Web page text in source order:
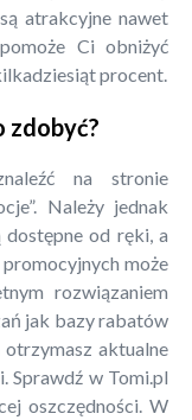
atrakcyjne nawet
Ci obniżyć
procent.
zdobyć?
na stronie
Należy jednak
od ręki, a
może
rozwiązaniem
jak bazy rabatów
aktualne
Sprawdź w Tomi.pl
oszczędności. W